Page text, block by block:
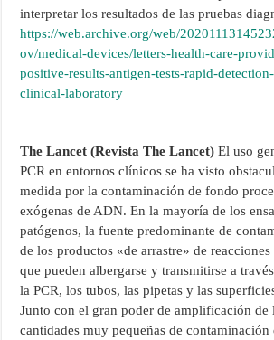
interpretar los resultados de las pruebas
https://web.archive.org/web/
ov/medical-devices/letters-health-care-
positive-results-antigen-tests-rapid-
clinical-laboratory
The Lancet (Revista The Lancet) El uso
PCR en entornos clínicos se ha visto
medida por la contaminación de fondo
exógenas de ADN. En la mayoría de los
patógenos, la fuente predominante de
de los productos «de arrastre» de reacciones
que pueden albergarse y transmitirse a
la PCR, los tubos, las pipetas y las
Junto con el gran poder de amplificación de
cantidades muy pequeñas de contaminación